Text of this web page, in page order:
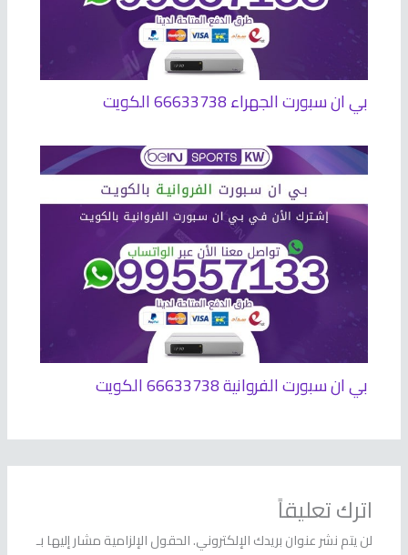
بي ان سبورت الجهراء 66633738 الكويت
بي ان سبورت الفروانية 66633738 الكويت
اترك تعليقاً
لن يتم نشر عنوان بريدك الإلكتروني.الحقول الإلزامية مشار إليها بـ